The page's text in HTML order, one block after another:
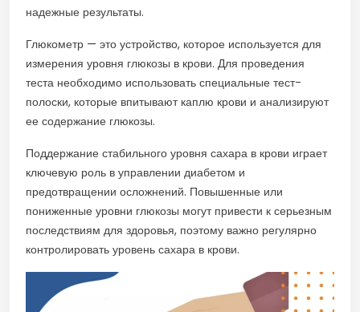
надежные результаты.
Глюкометр — это устройство, которое используется для
измерения уровня глюкозы в крови. Для проведения
теста необходимо использовать специальные тест-
полоски, которые впитывают каплю крови и анализируют
ее содержание глюкозы.
Поддержание стабильного уровня сахара в крови играет
ключевую роль в управлении диабетом и
предотвращении осложнений. Повышенные или
пониженные уровни глюкозы могут привести к серьезным
последствиям для здоровья, поэтому важно регулярно
контролировать уровень сахара в крови.